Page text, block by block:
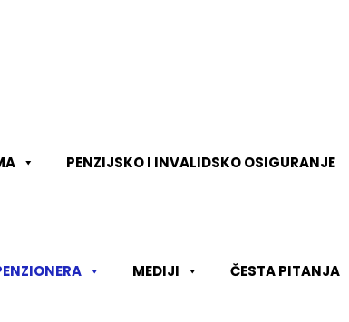
PENZIJSKO I INVALIDSKO OSIGURANJE
MEDIJI ČESTA PITANJA